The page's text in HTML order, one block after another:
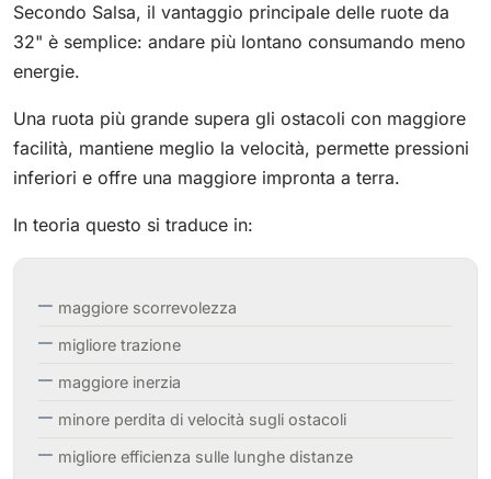
Secondo Salsa, il vantaggio principale delle ruote da
32" è semplice: andare più lontano consumando meno
energie.
Una ruota più grande supera gli ostacoli con maggiore
facilità, mantiene meglio la velocità, permette pressioni
inferiori e offre una maggiore impronta a terra.
In teoria questo si traduce in:
maggiore scorrevolezza
migliore trazione
maggiore inerzia
minore perdita di velocità sugli ostacoli
migliore efficienza sulle lunghe distanze